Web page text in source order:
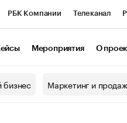
РБК Компании Телеканал
Мероприятия О
Маркетинг и